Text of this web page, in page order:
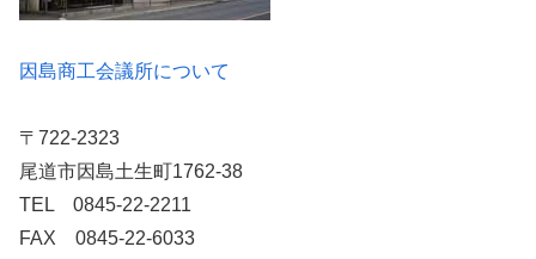
因島商工会議所について
〒722-2323
尾道市因島土生町1762-38
TEL 0845-22-2211
FAX 0845-22-6033